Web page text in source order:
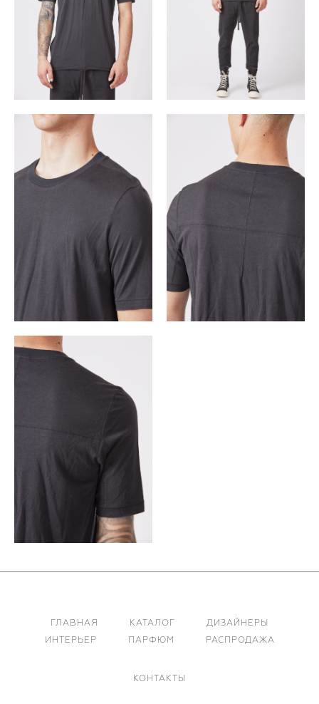
ГЛАВНАЯ КАТАЛОГ
ДИЗАЙНЕРЫ
ИНТЕРЬЕР
ПАРФЮМ РАСПРОДАЖА
КОНТАКТЫ